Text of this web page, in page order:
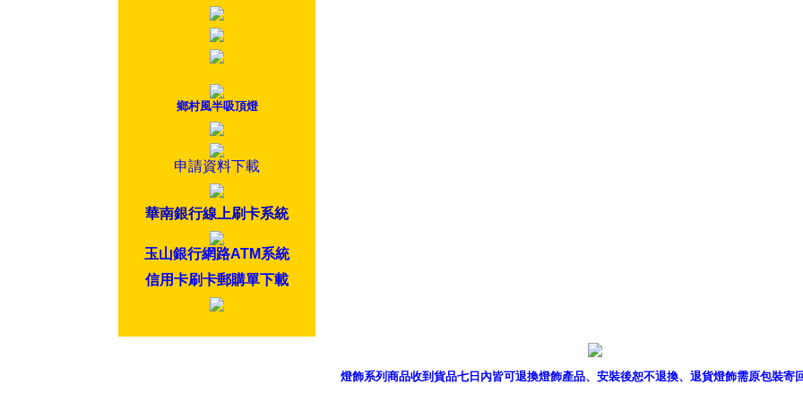
鄉村風半吸頂燈
申請資料下載
華南銀行線上刷卡系統
玉山銀行網路ATM系統
信用卡刷卡郵購單下載
燈飾系列商品收到貨品七日內皆可退換燈飾產品、安裝後恕不退換、退貨燈飾需原包裝寄